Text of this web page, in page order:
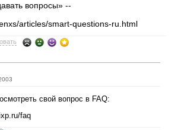
вопросы» --
articles/smart-questions-ru.html
свой вопрос в FAQ:
faq